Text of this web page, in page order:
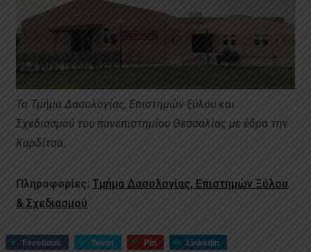
Το Τμήμα Δασολογίας, Επιστημών ξύλου και
Σχεδιασμού του πανεπιστημίου Θεσσαλίας με έδρα την
Καρδίτσα.
Πληροφορίες: Τμήμα Δασολογίας, Επιστημών Ξύλου
& Σχεδιασμού
Facebook Tweet Pin LinkedIn